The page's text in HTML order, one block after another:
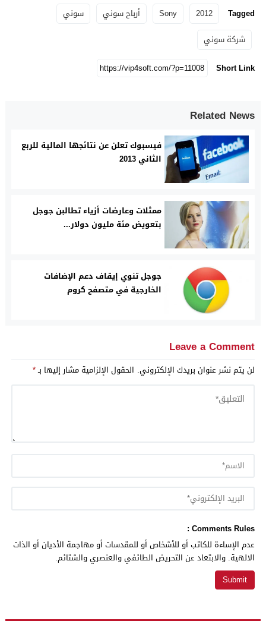
Tagged
2012
Sony أرباح سوني
سوني
شركة سوني
Short Link
Related News
فيسبوك تعلن عن نتائجها المالية للربع
الثاني 2013
ممثلات وعارضات أزياء تطالبن جوجل
بتعويض مئة مليون دولار...
جوجل تنوي إيقاف دعم الإضافات
الخارجية في متصفح كروم
Leave a Comment
لن يتم نشر عنوان بريدك الإلكتروني. الحقول الإلزامية مشار إليها بـ*
Comments Rules :
عدم الإساءة للكاتب أو للأشخاص أو للمقدسات أو مهاجمة الأديان أو الذات
الالهية. والابتعاد عن التحريض الطائفي والعنصري والشتائم.